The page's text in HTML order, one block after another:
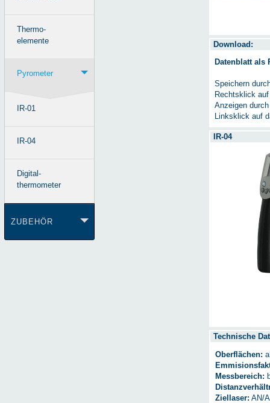
Download:
Datenblatt als
Speichern
Rechtsklick
Anzeigen durch
Linksklick auf
IR-04
Technische
Oberflächen:
Messbereich:
Ziellaser: AN/
Thermo-
elemente
Pyrometer
IR-01
IR-04
Digital-
thermometer
ZUBEHÖR